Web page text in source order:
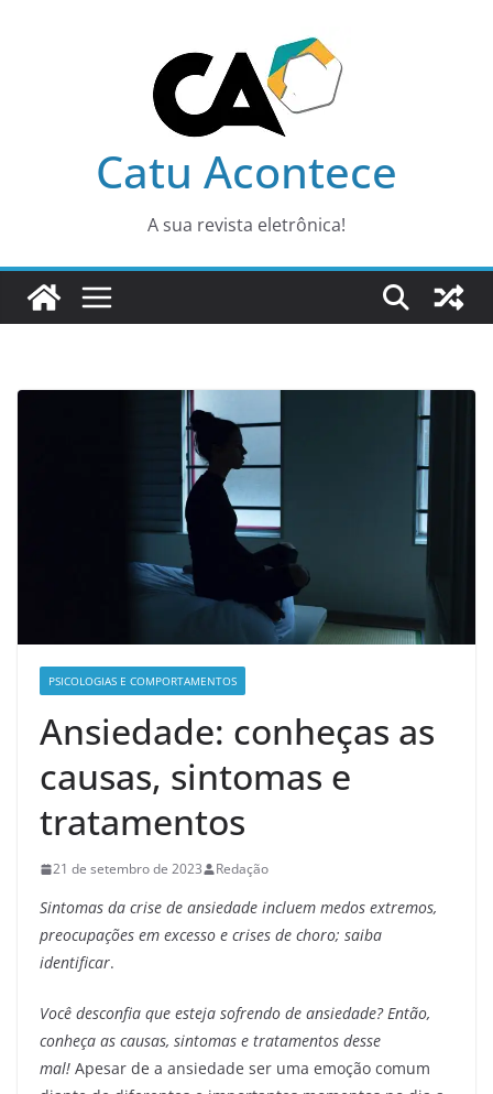
Catu Acontece
A sua revista eletrônica!
PSICOLOGIAS E COMPORTAMENTOS
Ansiedade: conheças as
causas, sintomas e
tratamentos
21 de setembro de 2023 Redação
Sintomas da crise de ansiedade incluem medos extremos,
preocupações em excesso e crises de choro; saiba
identificar.
Você desconfia que esteja sofrendo de ansiedade? Então,
conheça as causas, sintomas e tratamentos desse
mal! Apesar de a ansiedade ser uma emoção comum